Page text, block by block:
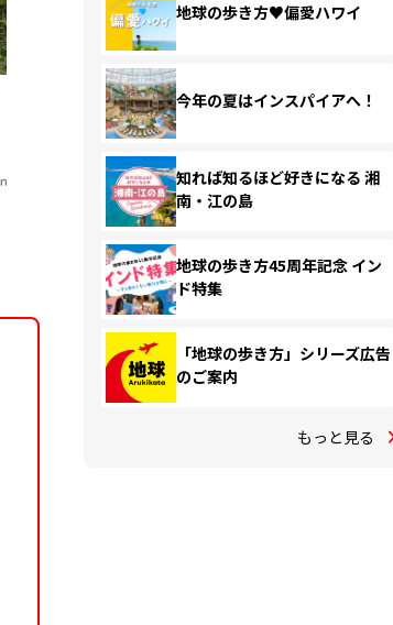
地球の歩き方♥偏愛ハワイ
今年の夏はインスパイアへ！
知れば知るほど好きになる 湘
南・江の島
地球の歩き方45周年記念 イン
ド特集
「地球の歩き方」シリーズ広告
のご案内
もっと見る